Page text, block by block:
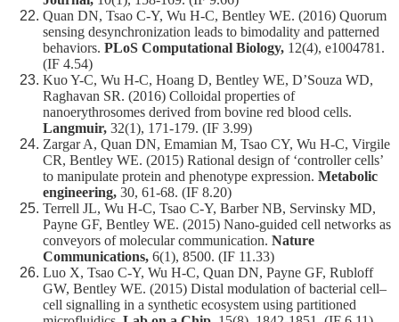
Quan DN, Tsao C-Y, Wu H-C, Bentley WE. (2016) Quorum
sensing desynchronization leads to bimodality and patterned
behaviors. PLoS Computational Biology, 12(4), e1004781.
(IF 4.54)
Kuo Y-C, Wu H-C, Hoang D, Bentley WE, D’Souza WD,
Raghavan SR. (2016) Colloidal properties of
nanoerythrosomes derived from bovine red blood cells.
Langmuir, 32(1), 171-179. (IF 3.99)
Zargar A, Quan DN, Emamian M, Tsao CY, Wu H-C, Virgile
CR, Bentley WE. (2015) Rational design of ‘controller cells’
to manipulate protein and phenotype expression. Metabolic
engineering, 30, 61-68. (IF 8.20)
Terrell JL, Wu H-C, Tsao C-Y, Barber NB, Servinsky MD,
Payne GF, Bentley WE. (2015) Nano-guided cell networks as
conveyors of molecular communication. Nature
Communications, 6(1), 8500. (IF 11.33)
Luo X, Tsao C-Y, Wu H-C, Quan DN, Payne GF, Rubloff
GW, Bentley WE. (2015) Distal modulation of bacterial cell–
cell signalling in a synthetic ecosystem using partitioned